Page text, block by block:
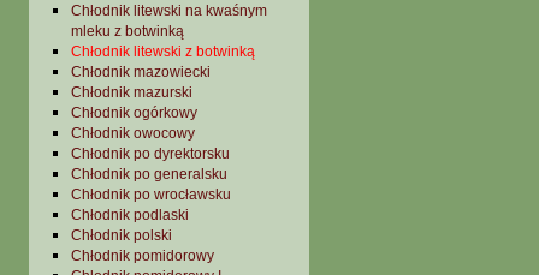
Chłodnik litewski na kwaśnym
mleku z botwinką
Chłodnik litewski z botwinką
Chłodnik mazowiecki
Chłodnik mazurski
Chłodnik ogórkowy
Chłodnik owocowy
Chłodnik po dyrektorsku
Chłodnik po generalsku
Chłodnik po wrocławsku
Chłodnik podlaski
Chłodnik polski
Chłodnik pomidorowy